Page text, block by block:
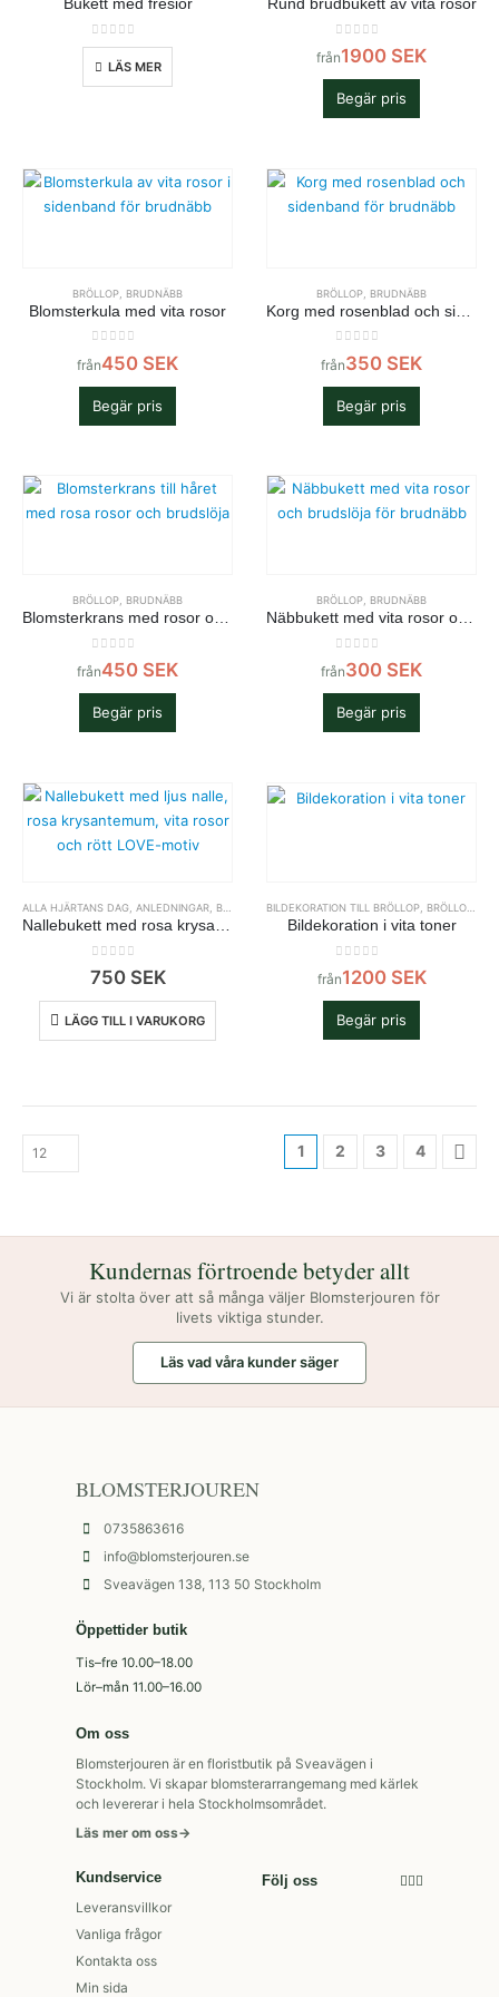
Bukett med fresior
0out of 5
LÄS MER
Rund brudbukett av vita rosor
out of 5
från1900 SEK
Begär pris
BRÖLLOP BRUDNÄBB
Blomsterkula med vita rosor
out of 5
från450 SEK
Begär pris
BRÖLLOP BRUDNÄBB
out of 5
från350 SEK
Begär pris
BRÖLLOP, BRUDNÄBB
Blomsterkrans med rosor och brudslöja
out of 5
från450 SEK
Begär pris
BRÖLLOP, BRUDNÄBB
Näbbukett med vita rosor och brudslöja
out of 5
från300 SEK
Begär pris
ALLA HJÄRTANS DAG ANLEDNINGAR BÄSTSÄLJARE - BUKETTER ,BRÖLLOP,FÖDELSEDAG
Nallebukett med rosa krysantemum och vita rosor
0out of 5
750 SEK
LÄGG TILL I VARUKORG
BILDEKORATION TILL BRÖLLOP BRÖLLOP
Bildekoration i vita toner
out of 5
från1200 SEK
Begär pris
här
flera
varianter.
De
kan
1 2 3 4
Kundernas förtroende betyder allt
Vi är stolta över att så många väljer Blomsterjouren för
livets viktiga stunder.
Läs vad våra kunder säger
BLOMSTERJOUREN
0735863616
info@blomsterjouren.se
Sveavägen 138, 113 50 Stockholm
Öppettider butik
Tis–fre 10.00–18.00
Lör–mån 11.00–16.00
Om oss
Blomsterjouren är en floristbutik på Sveavägen i
Stockholm. Vi skapar blomsterarrangemang med kärlek
och levererar i hela Stockholmsområdet.
Läs mer om oss→
Kundservice
Leveransvillkor
Vanliga frågor
Kontakta oss
Min sida
Följ oss